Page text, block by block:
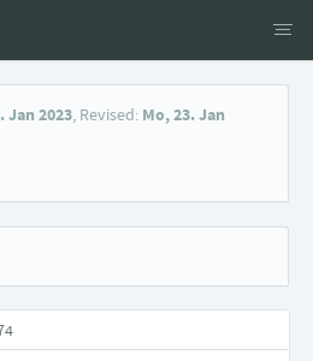
Jan 2023, Revised: Mo, 23. Jan